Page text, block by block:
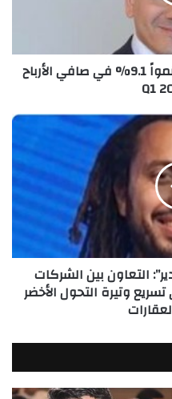
بنك التجاري وفا إيجيبت يحقق نمواً 9.1% في صافي الأرباح
التعاون بين الشركات
وتيرة التحول الأخضر